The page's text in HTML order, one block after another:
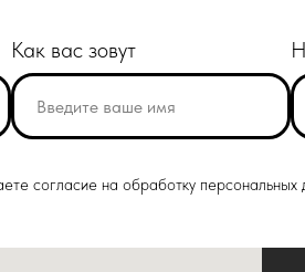
Как вас зовут
согласие на обработку